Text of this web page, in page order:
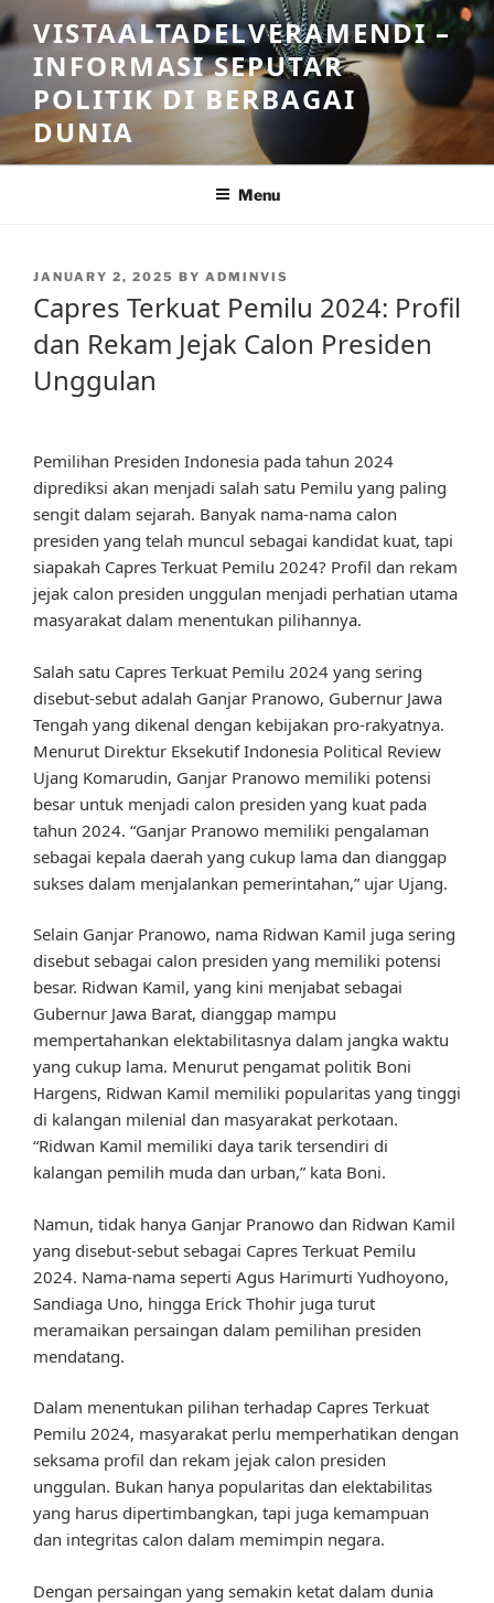
Skip
to
content
VISTAALTADELVERAMENDI –
INFORMASI SEPUTAR
POLITIK DI BERBAGAI
DUNIA
Menu
POSTED
JANUARY 2, 2025 BY ADMINVIS
Capres Terkuat Pemilu 2024: Profil
dan Rekam Jejak Calon Presiden
Unggulan
Pemilihan Presiden Indonesia pada tahun 2024
diprediksi akan menjadi salah satu Pemilu yang paling
sengit dalam sejarah. Banyak nama-nama calon
presiden yang telah muncul sebagai kandidat kuat, tapi
siapakah Capres Terkuat Pemilu 2024? Profil dan rekam
jejak calon presiden unggulan menjadi perhatian utama
masyarakat dalam menentukan pilihannya.
Salah satu Capres Terkuat Pemilu 2024 yang sering
disebut-sebut adalah Ganjar Pranowo, Gubernur Jawa
Tengah yang dikenal dengan kebijakan pro-rakyatnya.
Menurut Direktur Eksekutif Indonesia Political Review
Ujang Komarudin, Ganjar Pranowo memiliki potensi
besar untuk menjadi calon presiden yang kuat pada
tahun 2024. “Ganjar Pranowo memiliki pengalaman
sebagai kepala daerah yang cukup lama dan dianggap
sukses dalam menjalankan pemerintahan,” ujar Ujang.
Selain Ganjar Pranowo, nama Ridwan Kamil juga sering
disebut sebagai calon presiden yang memiliki potensi
besar. Ridwan Kamil, yang kini menjabat sebagai
Gubernur Jawa Barat, dianggap mampu
mempertahankan elektabilitasnya dalam jangka waktu
yang cukup lama. Menurut pengamat politik Boni
Hargens, Ridwan Kamil memiliki popularitas yang tinggi
di kalangan milenial dan masyarakat perkotaan.
“Ridwan Kamil memiliki daya tarik tersendiri di
kalangan pemilih muda dan urban,” kata Boni.
Namun, tidak hanya Ganjar Pranowo dan Ridwan Kamil
yang disebut-sebut sebagai Capres Terkuat Pemilu
2024. Nama-nama seperti Agus Harimurti Yudhoyono,
Sandiaga Uno, hingga Erick Thohir juga turut
meramaikan persaingan dalam pemilihan presiden
mendatang.
Dalam menentukan pilihan terhadap Capres Terkuat
Pemilu 2024, masyarakat perlu memperhatikan dengan
seksama profil dan rekam jejak calon presiden
unggulan. Bukan hanya popularitas dan elektabilitas
yang harus dipertimbangkan, tapi juga kemampuan
dan integritas calon dalam memimpin negara.
Dengan persaingan yang semakin ketat dalam dunia